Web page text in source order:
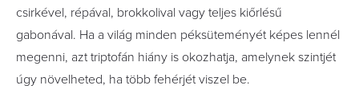
csirkével, répával, brokkolival vagy teljes kiőrlésű
gabonával. Ha a világ minden péksüteményét képes lennél
megenni, azt triptofán hiány is okozhatja, amelynek szintjét
úgy növelheted, ha több fehérjét viszel be.